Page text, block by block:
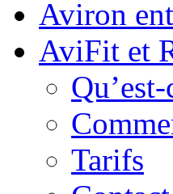
Aviron
AviFit et
Tarifs